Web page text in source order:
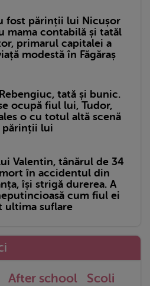
fost părinții lui Nicușor
mama contabilă și tatăl
primarul capitalei a
modestă în Făgăraș
tată și bunic.
ocupă fiul lui, Tudor,
o cu totul altă scenă
părinții lui
Valentin, tânărul de 34
în accidentul din
își strigă durerea. A
cum fiul ei
ultima suflare
After school
Scoli